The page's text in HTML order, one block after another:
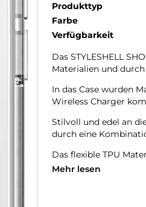
Produkttyp
Farbe
Verfügbarkeit
Das STYLESHELL
Materialien und
In das Case wurden
Wireless Charger
Stilvoll und edel an
durch eine
Das flexible TPU
Das Display ist durch
Mehr lesen